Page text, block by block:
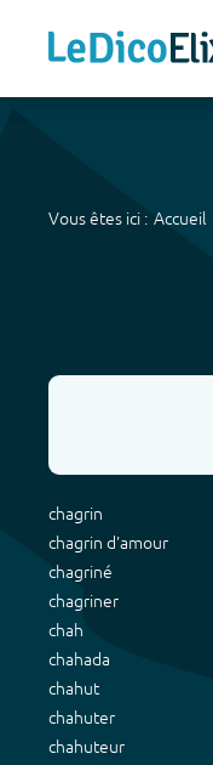
Vous êtes ici : Accueil
chagrin
chagrin d'amour
chagriné
chagriner
chah
chahada
chahut
chahuter
chahuteur